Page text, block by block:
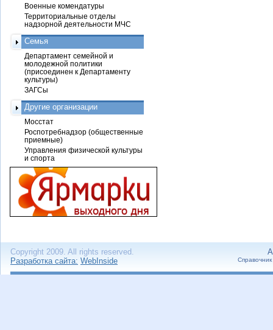
Военные комендатуры
Территориальные отделы
надзорной деятельности МЧС
Семья
Департамент семейной и
молодежной политики
(присоединен к Департаменту
культуры)
ЗАГСы
Другие организации
Мосстат
Роспотребнадзор (общественные
приемные)
Управления физической культуры
и спорта
Copyright 2009. All rights reserved.
Разработка сайта: WebInside